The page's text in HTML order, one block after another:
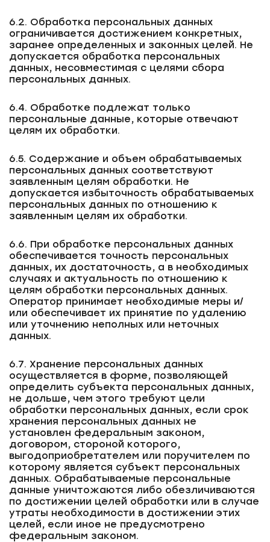
6.2. Обработка персональных данных
ограничивается достижением конкретных,
заранее определенных и законных целей. Не
допускается обработка персональных
данных, несовместимая с целями сбора
персональных данных.
6.4. Обработке подлежат только
персональные данные, которые отвечают
целям их обработки.
6.5. Содержание и объем обрабатываемых
персональных данных соответствуют
заявленным целям обработки. Не
допускается избыточность обрабатываемых
персональных данных по отношению к
заявленным целям их обработки.
6.6. При обработке персональных данных
обеспечивается точность персональных
данных, их достаточность, а в необходимых
случаях и актуальность по отношению к
целям обработки персональных данных.
Оператор принимает необходимые меры и/
или обеспечивает их принятие по удалению
или уточнению неполных или неточных
данных.
6.7. Хранение персональных данных
осуществляется в форме, позволяющей
определить субъекта персональных данных,
не дольше, чем этого требуют цели
обработки персональных данных, если срок
хранения персональных данных не
установлен федеральным законом,
договором, стороной которого,
выгодоприобретателем или поручителем по
которому является субъект персональных
данных. Обрабатываемые персональные
данные уничтожаются либо обезличиваются
по достижении целей обработки или в случае
утраты необходимости в достижении этих
целей, если иное не предусмотрено
федеральным законом.